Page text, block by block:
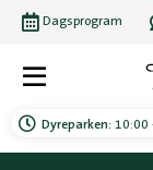
Dyreparken: 10:00
Dagsprogram